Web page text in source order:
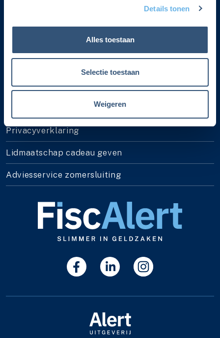
Details tonen
Alles toestaan
Selectie toestaan
Weigeren
Voorwaarden lidmaatschap
Privacyverklaring
Lidmaatschap cadeau geven
Adviesservice zomersluiting